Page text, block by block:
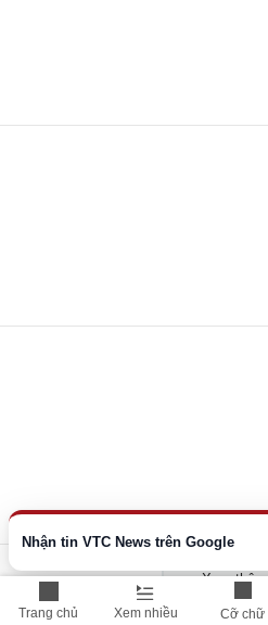
Trang chủ Xem nhiều Cỡ chữ
Nhận tin VTC News trên Google
Xem thêm